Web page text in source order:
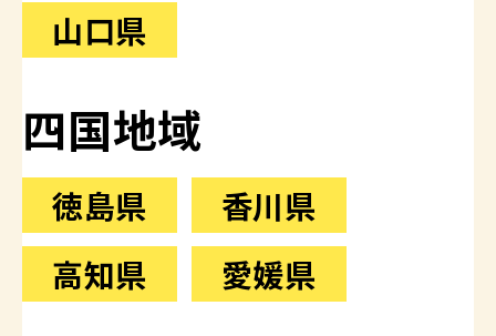
山口県
四国地域
徳島県
香川県
高知県
愛媛県